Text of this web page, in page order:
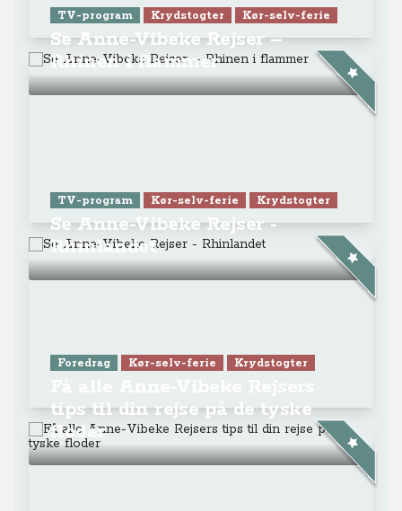
TV-program Krydstogter Kør-selv-ferie
Se Anne-Vibeke Rejser –
Rhinen i flammer
TV-program Kør-selv-ferie Krydstogter
Se Anne-Vibeke Rejser -
Rhinlandet
Foredrag Kør-selv-ferie Krydstogter
tips til din rejse på de tyske
floder